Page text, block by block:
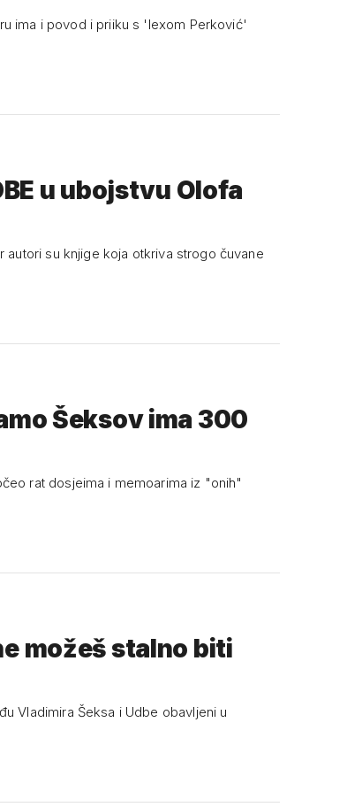
ima i povod i priiku s 'lexom Perković'
u ubojstvu Olofa
autori su knjige koja otkriva strogo čuvane
Šeksov ima 300
rat dosjeima i memoarima iz "onih"
možeš stalno biti
Vladimira Šeksa i Udbe obavljeni u